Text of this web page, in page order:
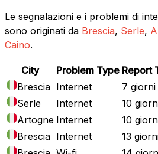
Le segnalazioni e i problemi di
sono originati da Brescia, Serle,
Caino.
City Problem Type Report
Brescia Internet
7
Serle
Internet
10
Artogne Internet
10
Brescia Internet
13